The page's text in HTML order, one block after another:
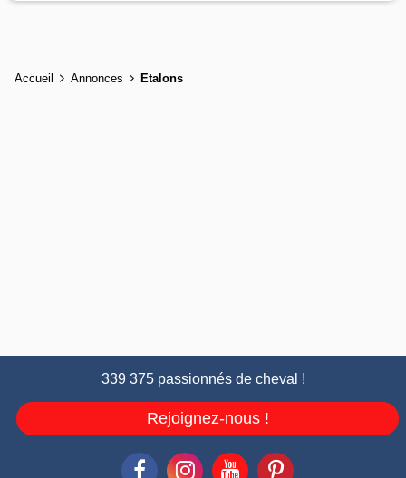
Accueil Annonces Etalons
339 375 passionnés de cheval !
Rejoignez-nous !